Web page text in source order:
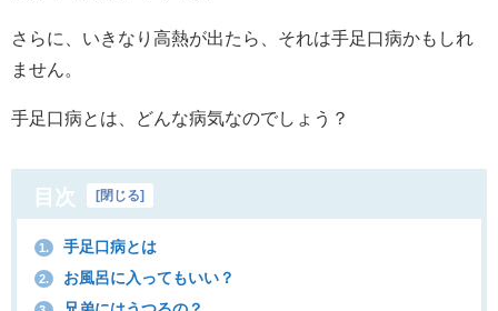
さらに、いきなり高熱が出たら、それは手足口病かもしれ
ません。
手足口病とは、どんな病気なのでしょう？
目次 [閉じる]
1. 手足口病とは
2. お風呂に入ってもいい？